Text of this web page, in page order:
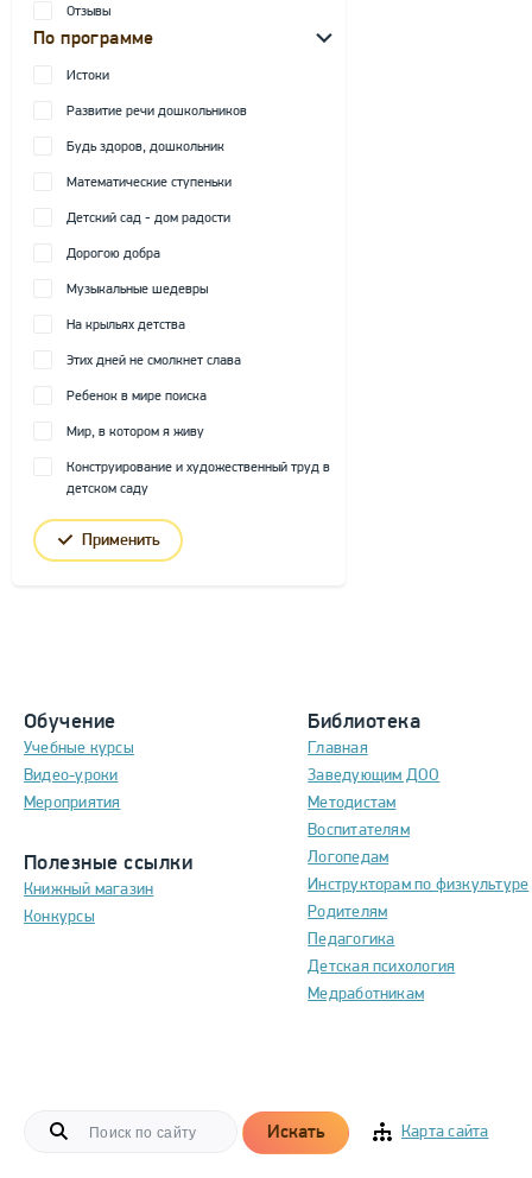
Отзывы
По программе
Истоки
Развитие речи дошкольников
Будь здоров, дошкольник
Математические ступеньки
Детский сад - дом радости
Дорогою добра
Музыкальные шедевры
На крыльях детства
Этих дней не смолкнет слава
Ребенок в мире поиска
Мир, в котором я живу
Конструирование и художественный труд в
детском саду
Применить
Обучение
Учебные курсы
Видео-уроки
Мероприятия
Полезные ссылки
Книжный магазин
Конкурсы
Библиотека
Главная
Заведующим ДОО
Методистам
Воспитателям
Логопедам
Инструкторам по физкультуре
Родителям
Педагогика
Детская психология
Медработникам
Искать Карта сайта